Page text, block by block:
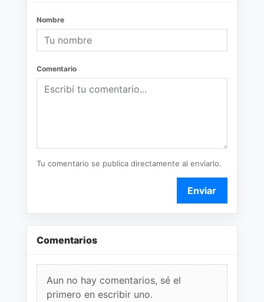
Nombre
Comentario
Tu comentario se publica directamente al enviarlo.
Enviar
Comentarios
Aun no hay comentarios, sé el
primero en escribir uno.